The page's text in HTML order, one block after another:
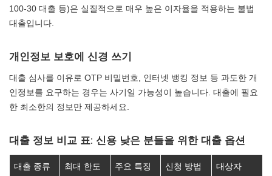
100-30 대출 등)은 실질적으로 매우 높은 이자율을 적용하는 불법
대출입니다.
개인정보 보호에 신경 쓰기
대출 심사를 이유로 OTP 비밀번호, 인터넷 뱅킹 정보 등 과도한 개
인정보를 요구하는 경우는 사기일 가능성이 높습니다. 대출에 필요
한 최소한의 정보만 제공하세요.
대출 정보 비교 표: 신용 낮은 분들을 위한 대출 옵션
대출 종류 최대 한도 주요 특징 신청 방법 대상자